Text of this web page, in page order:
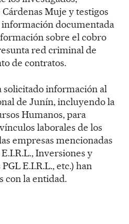
Muje y testigos
información documentada
sobre el cobro
red criminal de
de contratos.
solicitado información al
de Junín, incluyendo la
Humanos, para
laborales de los
empresas mencionadas
Inversiones y
E.I.R.L., etc.) han
con la entidad.